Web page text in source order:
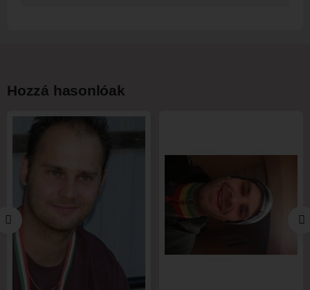
Hozzá hasonlóak